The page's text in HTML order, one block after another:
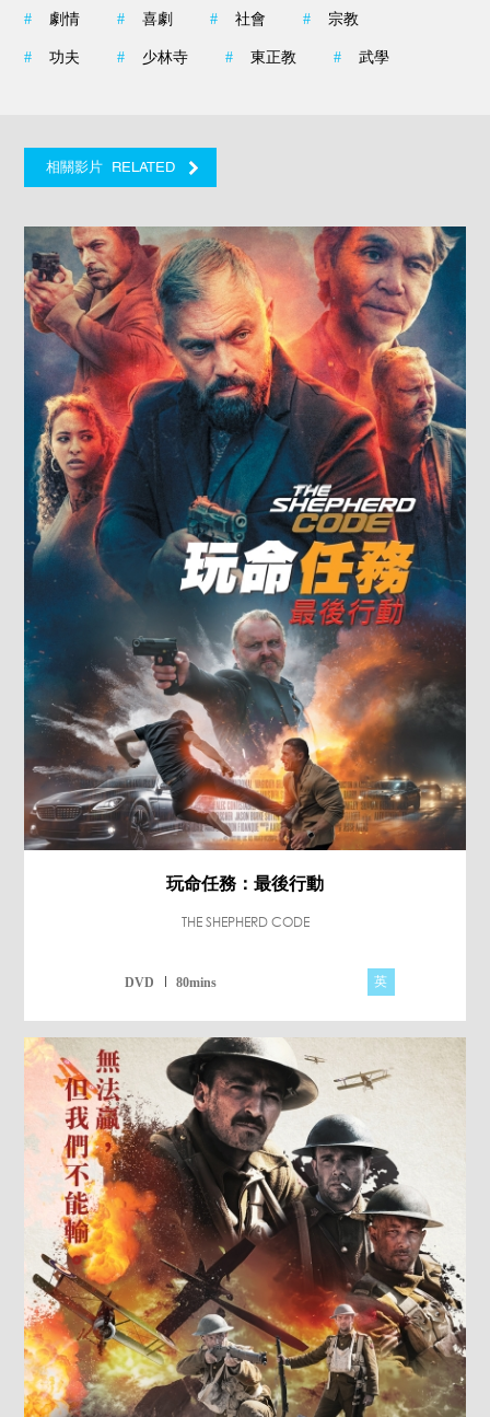
# 劇情 # 喜劇 # 社會 # 宗教
# 功夫 # 少林寺 # 東正教 # 武學
相關影片 RELATED
玩命任務：最後行動
THE SHEPHERD CODE
DVD 80mins 英